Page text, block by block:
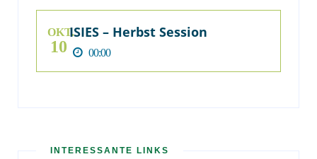
OKT.
10
ISIES – Herbst Session
00:00
INTERESSANTE LINKS